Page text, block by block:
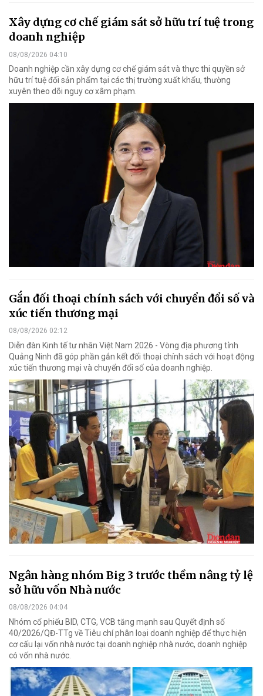
Xây dựng cơ chế giám sát sở hữu trí tuệ trong
doanh nghiệp
08/08/2026 04:10
Doanh nghiệp cần xây dựng cơ chế giám sát và thực thi quyền sở
hữu trí tuệ đối sản phẩm tại các thị trường xuất khẩu, thường
xuyên theo dõi nguy cơ xâm phạm.
Gắn đối thoại chính sách với chuyển đổi số và
xúc tiến thương mại
08/08/2026 02:12
Diễn đàn Kinh tế tư nhân Việt Nam 2026 - Vòng địa phương tỉnh
Quảng Ninh đã góp phần gắn kết đối thoại chính sách với hoạt động
xúc tiến thương mại và chuyển đổi số của doanh nghiệp.
Ngân hàng nhóm Big 3 trước thềm nâng tỷ lệ
sở hữu vốn Nhà nước
08/08/2026 04:04
Nhóm cổ phiếu BID, CTG, VCB tăng mạnh sau Quyết định số
40/2026/QĐ-TTg về Tiêu chí phân loại doanh nghiệp để thực hiện
cơ cấu lại vốn nhà nước tại doanh nghiệp nhà nước, doanh nghiệp
có vốn nhà nước.